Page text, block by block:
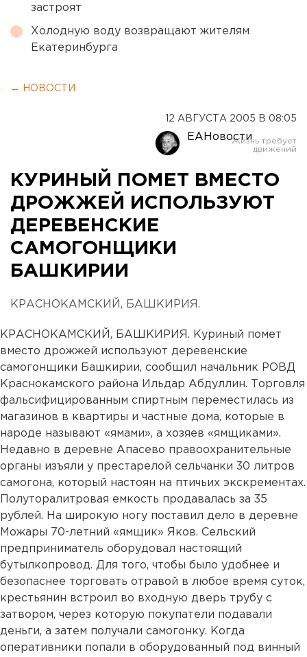
застроят
Холодную воду возвращают жителям
Екатеринбурга
← НОВОСТИ
12 АВГУСТА 2005 В 08:05
ЕАНовости
КУРИНЫЙ ПОМЕТ ВМЕСТО
ДРОЖЖЕЙ ИСПОЛЬЗУЮТ
ДЕРЕВЕНСКИЕ
САМОГОНЩИКИ
БАШКИРИИ
КРАСНОКАМСКИЙ, БАШКИРИЯ.
КРАСНОКАМСКИЙ, БАШКИРИЯ. Куриный помет
вместо дрожжей используют деревенские
самогонщики Башкирии, сообщил начальник РОВД
Краснокамского района Ильдар Абдуллин. Торговля
фальсифицированным спиртным переместилась из
магазинов в квартиры и частные дома, которые в
народе называют «ямами», а хозяев «ямщиками».
Недавно в деревне Апасево правоохранительные
органы изъяли у престарелой сельчанки 30 литров
самогона, который настоян на птичьих экскрементах.
Полуторалитровая емкость продавалась за 35
рублей. На широкую ногу поставил дело в деревне
Можары 70-летний «ямщик» Яков. Сельский
предприниматель оборудовал настоящий
бутылкопровод. Для того, чтобы было удобнее и
безопаснее торговать отравой в любое время суток,
крестьянин встроил во входную дверь трубу с
затвором, через которую покупатели подавали
деньги, а затем получали самогонку. Когда
оперативники попали в оборудованный под винный